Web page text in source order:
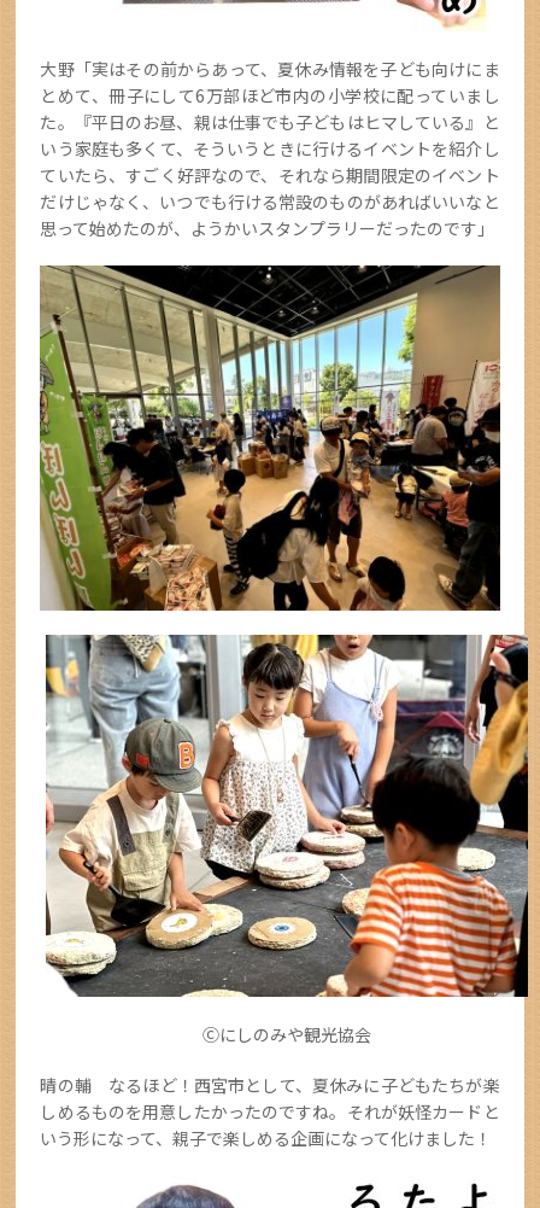
大野「実はその前からあって、夏休み情報を子ども向けにま
とめて、冊子にして6万部ほど市内の小学校に配っていまし
た。『平日のお昼、親は仕事でも子どもはヒマしている』と
いう家庭も多くて、そういうときに行けるイベントを紹介し
ていたら、すごく好評なので、それなら期間限定のイベント
だけじゃなく、いつでも行ける常設のものがあればいいなと
思って始めたのが、ようかいスタンプラリーだったのです」
Ⓒにしのみや観光協会
晴の輔 なるほど！西宮市として、夏休みに子どもたちが楽
しめるものを用意したかったのですね。それが妖怪カードと
いう形になって、親子で楽しめる企画になって化けました！